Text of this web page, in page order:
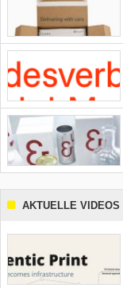
AKTUELLE VIDEOS